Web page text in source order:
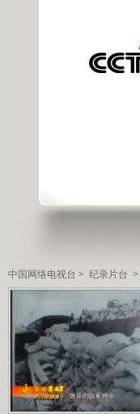
中国网络电视台 > 纪录片台 >